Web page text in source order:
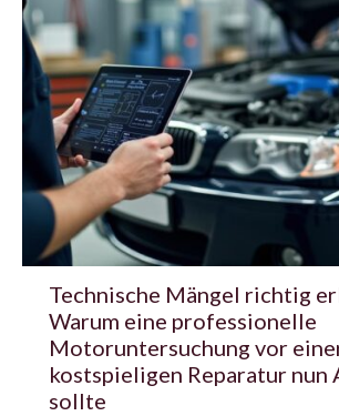
Technische Mängel richtig
Warum eine professionelle
Motoruntersuchung vor
kostspieligen Reparatur nun
sollte